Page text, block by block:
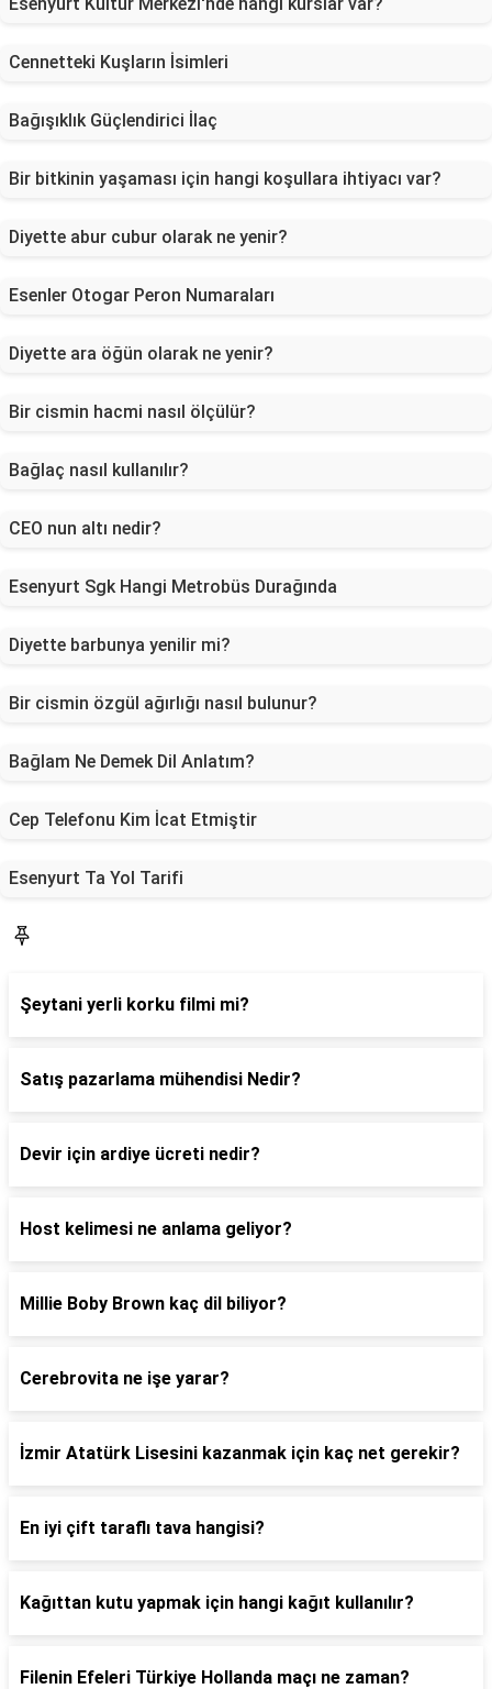
Cennetteki Kuşların İsimleri
Bağışıklık Güçlendirici İlaç
Bir bitkinin yaşaması için hangi koşullara ihtiyacı var?
Diyette abur cubur olarak ne yenir?
Esenler Otogar Peron Numaraları
Diyette ara öğün olarak ne yenir?
Bir cismin hacmi nasıl ölçülür?
Bağlaç nasıl kullanılır?
CEO nun altı nedir?
Esenyurt Sgk Hangi Metrobüs Durağında
Diyette barbunya yenilir mi?
Bir cismin özgül ağırlığı nasıl bulunur?
Bağlam Ne Demek Dil Anlatım?
Cep Telefonu Kim İcat Etmiştir
Esenyurt Ta Yol Tarifi
Şeytani yerli korku filmi mi?
Satış pazarlama mühendisi Nedir?
Devir için ardiye ücreti nedir?
Host kelimesi ne anlama geliyor?
Millie Boby Brown kaç dil biliyor?
Cerebrovita ne işe yarar?
İzmir Atatürk Lisesini kazanmak için kaç net gerekir?
En iyi çift taraflı tava hangisi?
Kağıttan kutu yapmak için hangi kağıt kullanılır?
Filenin Efeleri Türkiye Hollanda maçı ne zaman?